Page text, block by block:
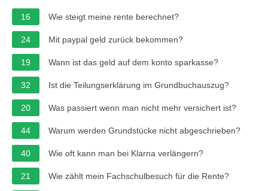
16 Wie steigt meine rente berechnet?
24 Mit paypal geld zurück bekommen?
19 Wann ist das geld auf dem konto sparkasse?
32 Ist die Teilungserklärung im Grundbuchauszug?
20 Was passiert wenn man nicht mehr versichert ist?
44 Warum werden Grundstücke nicht abgeschrieben?
40 Wie oft kann man bei Klarna verlängern?
21 Wie zählt mein Fachschulbesuch für die Rente?